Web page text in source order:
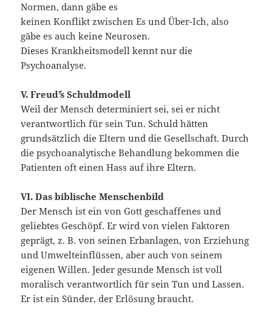
Normen, dann gäbe es
keinen Konflikt zwischen Es und Über-Ich, also
gäbe es auch keine Neurosen.
Dieses Krankheitsmodell kennt nur die
Psychoanalyse.
V. Freud´’s Schuldmodell
Weil der Mensch determiniert sei, sei er nicht
verantwortlich für sein Tun. Schuld hätten
grundsätzlich die Eltern und die Gesellschaft. Durch
die psychoanalytische Behandlung bekommen die
Patienten oft einen Hass auf ihre Eltern.
VI. Das biblische Menschenbild
Der Mensch ist ein von Gott geschaffenes und
geliebtes Geschöpf. Er wird von vielen Faktoren
geprägt, z. B. von seinen Erbanlagen, von Erziehung
und Umwelteinflüssen, aber auch von seinem
eigenen Willen. Jeder gesunde Mensch ist voll
moralisch verantwortlich für sein Tun und Lassen.
Er ist ein Sünder, der Erlösung braucht.